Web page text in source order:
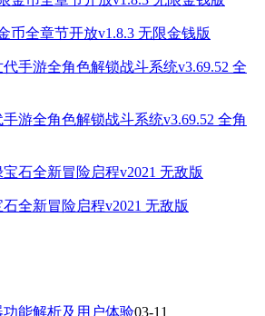
币全章节开放v1.8.3 无限金钱版
游全角色解锁战斗系统v3.69.52 全角
全新冒险启程v2021 无敌版
能解析及用户体验03-11